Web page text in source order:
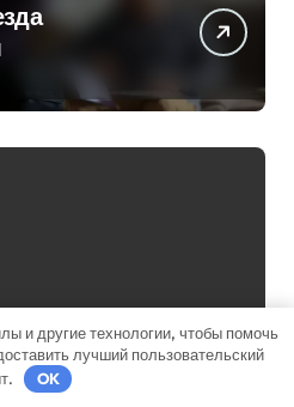
для
и другие технологии, чтобы помочь
лучший пользовательский
OK